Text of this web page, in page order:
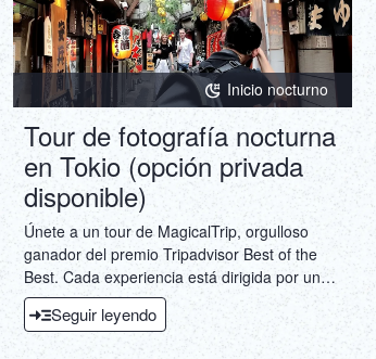
Inicio nocturno
Tour de fotografía nocturna
en Tokio (opción privada
disponible)
Únete a un tour de MagicalTrip, orgulloso
ganador del premio Tripadvisor Best of the
Best. Cada experiencia está dirigida por un
Guía Certificado de MagicalTrip,
profesionalmente entrenado y
cuidadosamente seleccionado para
Seguir leyendo